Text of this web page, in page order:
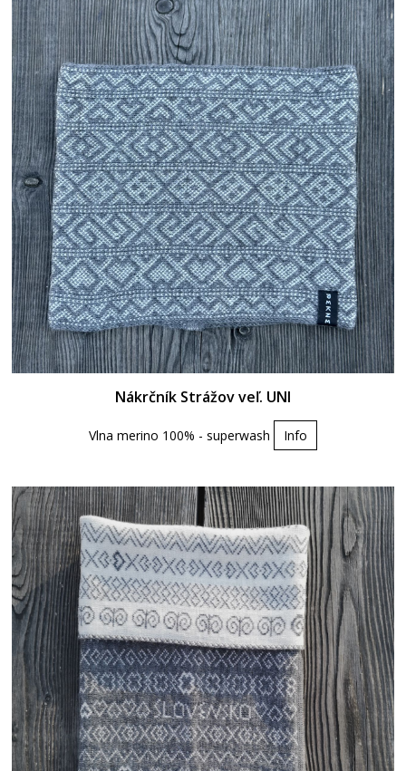
Nákrčník Strážov veľ. UNI
Vlna merino 100% - superwash Info